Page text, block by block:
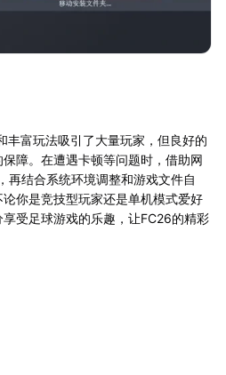
丰富玩法吸引了大量玩家，但良好的
障。在遭遇卡顿等问题时，借助网
再结合系统环境调整和游戏文件自
你是竞技型玩家还是单机模式爱好
受足球游戏的乐趣，让FC26的精彩